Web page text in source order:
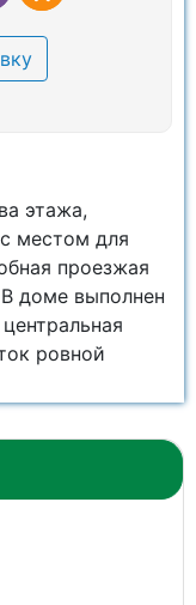
этажа,
местом для
проезжая
доме выполнен
ровной